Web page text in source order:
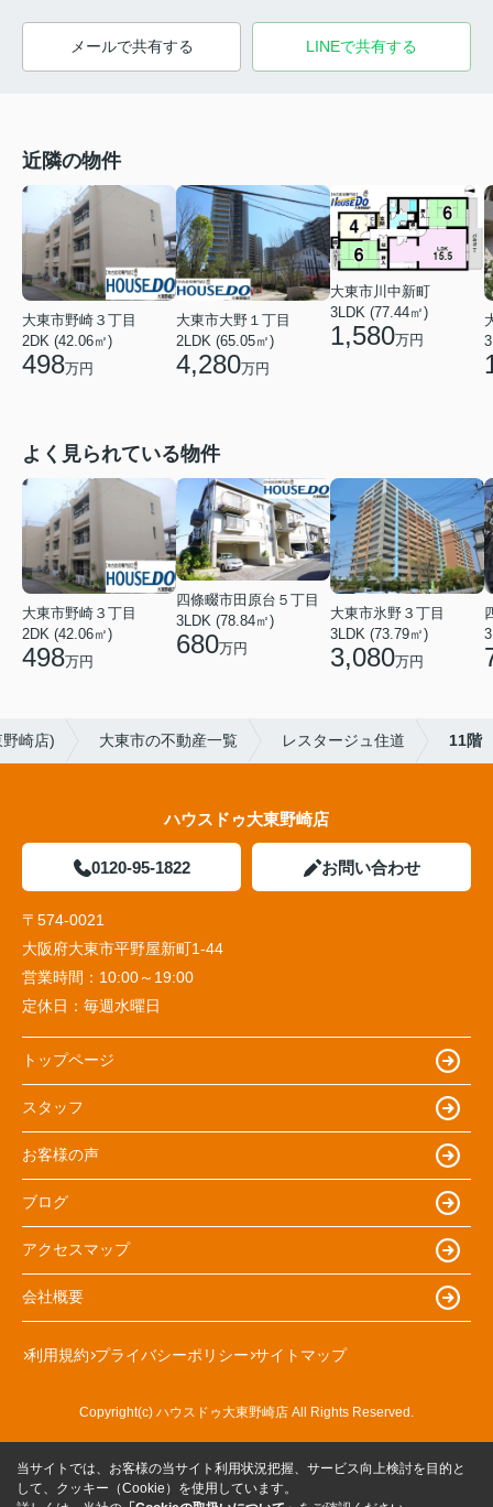
メールで共有する LINEで共有する
近隣の物件
大東市野崎３丁目
2DK (42.06㎡)
498万円
大東市大野１丁目
2LDK (65.05㎡)
4,280万円
大東市川中新町
3LDK (77.44㎡)
1,580万円
よく見られている物件
大東市野崎３丁目
2DK (42.06㎡)
498万円
四條畷市田原台５丁目
3LDK (78.84㎡)
680万円
大東市氷野３丁目
3LDK (73.79㎡)
3,080万円
崎店) 大東市の不動産一覧 レスタージュ住道 11階
ハウスドゥ大東野崎店
0120-95-1822 お問い合わせ
〒574-0021
大阪府大東市平野屋新町1-44
営業時間： 10:00～19:00
定休日： 毎週水曜日
トップページ
スタッフ
お客様の声
ブログ
アクセスマップ
会社概要
利用規約 プライバシーポリシー サイトマップ
Copyright(c) ハウスドゥ大東野崎店 All Rights Reserved.
当サイトでは、お客様の当サイト利用状況把握、サービス向上検討を目的と
して、クッキー（Cookie）を使用しています。